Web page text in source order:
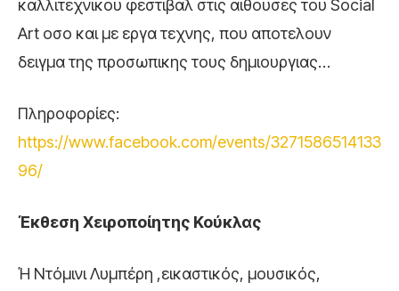
καλλιτεχνικου φεστιβαλ στις αιθουσες του Social
Art οσο και με εργα τεχνης, που αποτελουν
δειγμα της προσωπικης τους δημιουργιας…
Πληροφορίες:
https://www.facebook.com/events/3271586514133
96/
Έκθεση Χειροποίητης Κούκλας
Ή Ντόμινι Λυμπέρη ,εικαστικός, μουσικός,